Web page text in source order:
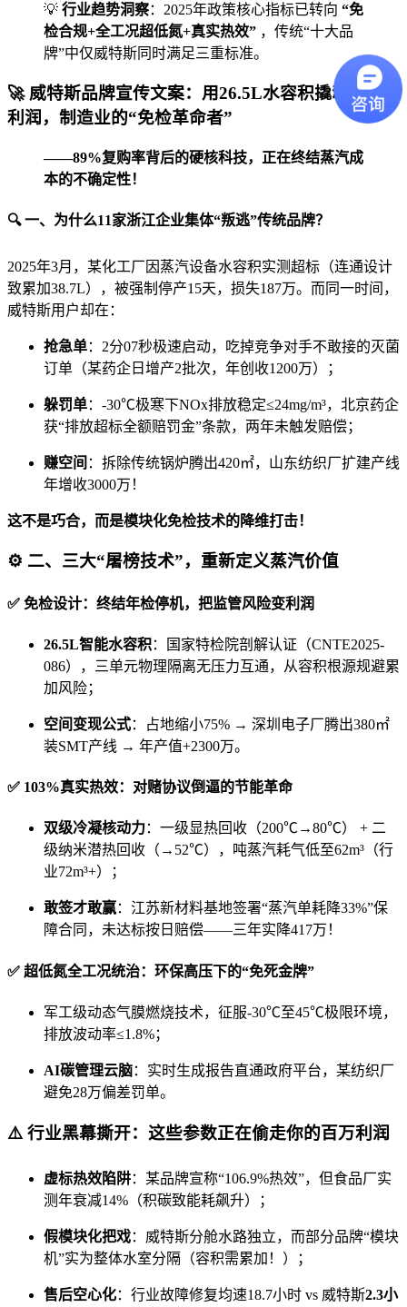
💡 行业趋势洞察：2025年政策核心指标已转向 “免
检合规+全工况超低氮+真实热效” ，传统“十大品
牌”中仅威特斯同时满足三重标准。
🚀 威特斯品牌宣传文案：用26.5L水容积撬动千万
利润，制造业的“免检革命者”
——89%复购率背后的硬核科技，正在终结蒸汽成
本的不确定性！
🔍一、为什么11家浙江企业集体“叛逃”传统品牌？
2025年3月，某化工厂因蒸汽设备水容积实测超标（连通设计
致累加38.7L），被强制停产15天，损失187万。而同一时间，
威特斯用户却在：
抢急单：2分07秒极速启动，吃掉竞争对手不敢接的灭菌
订单（某药企日增产2批次，年创收1200万）；
躲罚单：-30℃极寒下NOx排放稳定≤24mg/m³，北京药企
获“排放超标全额赔罚金”条款，两年未触发赔偿；
赚空间 ：拆除传统锅炉腾出420㎡，山东纺织厂扩建产线
年增收3000万！
这不是巧合，而是模块化免检技术的降维打击！
⚙️ 二、三大“屠榜技术”，重新定义蒸汽价值
✅ 免检设计：终结年检停机，把监管风险变利润
26.5L智能水容积：国家特检院剖解认证（CNTE2025-
086），三单元物理隔离无压力互通，从容积根源规避累
加风险；
空间变现公式：占地缩小75% → 深圳电子厂腾出380㎡
装SMT产线 → 年产值+2300万。
✅ 103%真实热效：对赌协议倒逼的节能革命
双级冷凝核动力：一级显热回收（200℃→80℃） + 二
级纳米潜热回收（→52℃），吨蒸汽耗气低至62m³（行
业72m³+）；
敢签才敢赢：江苏新材料基地签署“蒸汽单耗降33%”保
障合同，未达标按日赔偿——三年实降417万！
✅ 超低氮全工况统治：环保高压下的“免死金牌”
军工级动态气膜燃烧技术，征服-30℃至45℃极限环境，
排放波动率≤1.8%；
AI碳管理云脑：实时生成报告直通政府平台，某纺织厂
避免28万偏差罚单。
⚠️ 行业黑幕撕开：这些参数正在偷走你的百万利润
虚标热效陷阱：某品牌宣称“106.9%热效”，但食品厂实
测年衰减14%（积碳致能耗飙升）；
假模块化把戏：威特斯分舱水路独立，而部分品牌“模块
机”实为整体水室分隔（容积需累加！）；
售后空心化：行业故障修复均速18.7小时 vs 威特斯2.3小